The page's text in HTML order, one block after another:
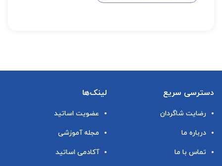
دسترسی سریع
رضایت شاگردان
درباره ما
تماس با ما
لینک‌ها
عضویت اساتید
مجله آموزشی
آکادمی اساتید